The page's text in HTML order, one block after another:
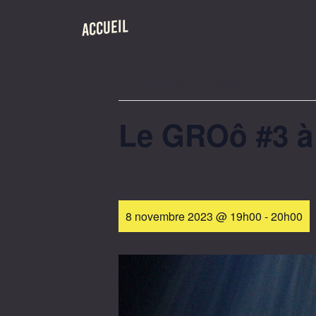
ACCUEIL« Tous les Évènements
Le GROô #3
8 novembre 2023 @ 19h00 -20h00